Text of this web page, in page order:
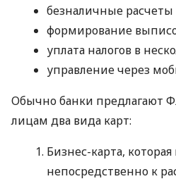
безналичные
формирование
уплата налогов в
управление через
Обычно банки предлагают
лицам два вида карт:
Бизнес-карта,
непосредственно к